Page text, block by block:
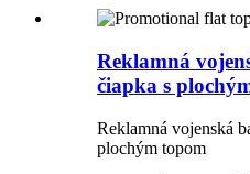
Reklamná
čiapka s
Reklamná vojenská
plochým topom